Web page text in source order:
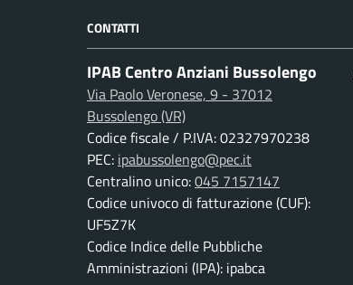
CONTATTI
IPAB Centro Anziani Bussolengo
Via Paolo Veronese, 9 - 37012
Bussolengo (VR)
Codice fiscale / P.IVA: 02327970238
PEC: ipabussolengo@pec.it
Centralino unico:045 7157147
Codice univoco di fatturazione (CUF):
UF5Z7K
Codice Indice delle Pubbliche
Amministrazioni (IPA): ipabca